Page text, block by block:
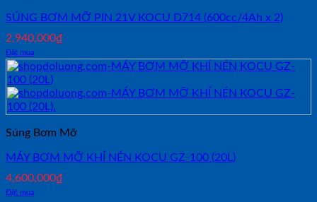
SÚNG BƠM MỠ PIN 21V KOCU D714 (600cc/4Ah x 2)
2,940,000₫
Đặt mua
Súng Bơm Mỡ
MÁY BƠM MỠ KHÍ NÉN KOCU GZ-100 (20L)
4,600,000₫
Đặt mua